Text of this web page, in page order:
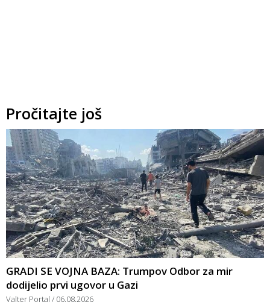
Pročitajte još
GRADI SE VOJNA BAZA: Trumpov Odbor za mir
dodijelio prvi ugovor u Gazi
Valter Portal 06.08.2026